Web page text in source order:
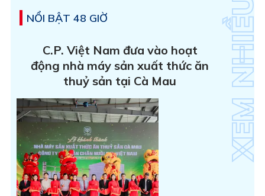
NỔI BẬT 48 GIỜ
C.P. Việt Nam đưa vào hoạt
động nhà máy sản xuất thức ăn
thuỷ sản tại Cà Mau